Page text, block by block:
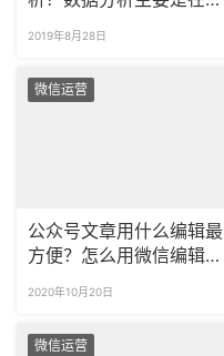
2019年8月28日
微信运营
公众号文章用什么编辑最
方便？怎么用微信编辑器
2020年10月20日
微信运营